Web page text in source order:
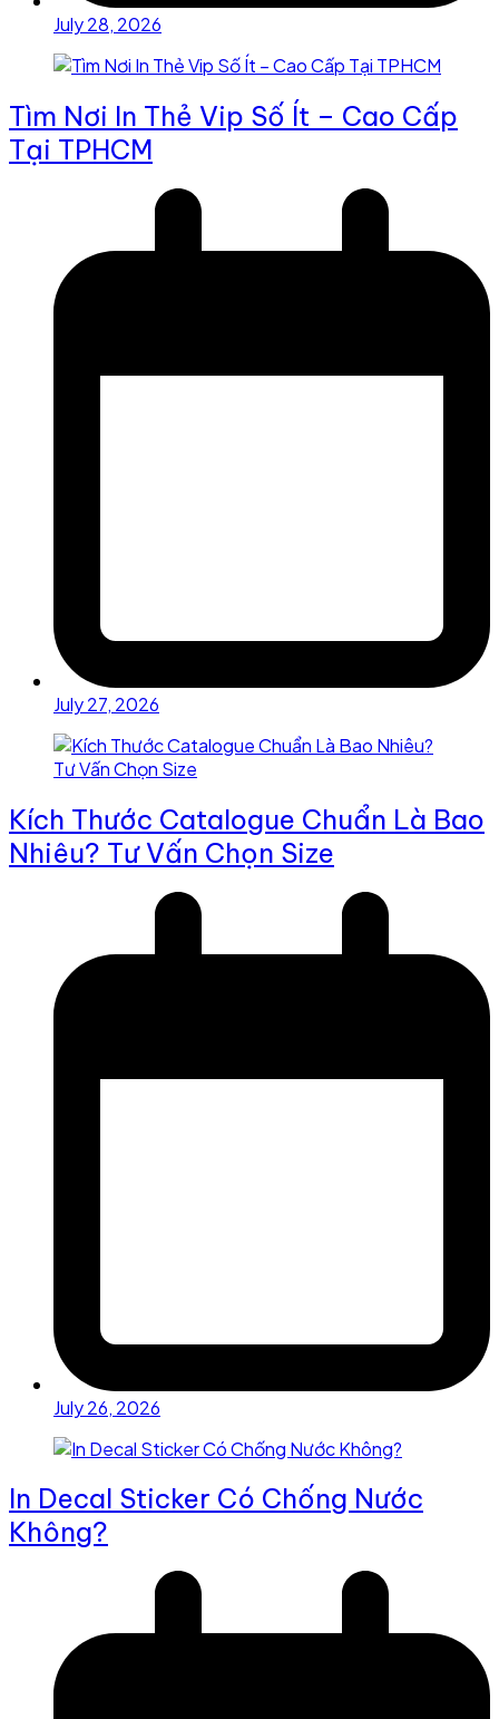
July 28, 2026
Tìm Nơi In Thẻ Vip Số Ít – Cao Cấp
Tại TPHCM
July 27, 2026
Kích Thước Catalogue Chuẩn Là Bao
Nhiêu? Tư Vấn Chọn Size
July 26, 2026
In Decal Sticker Có Chống Nước
Không?